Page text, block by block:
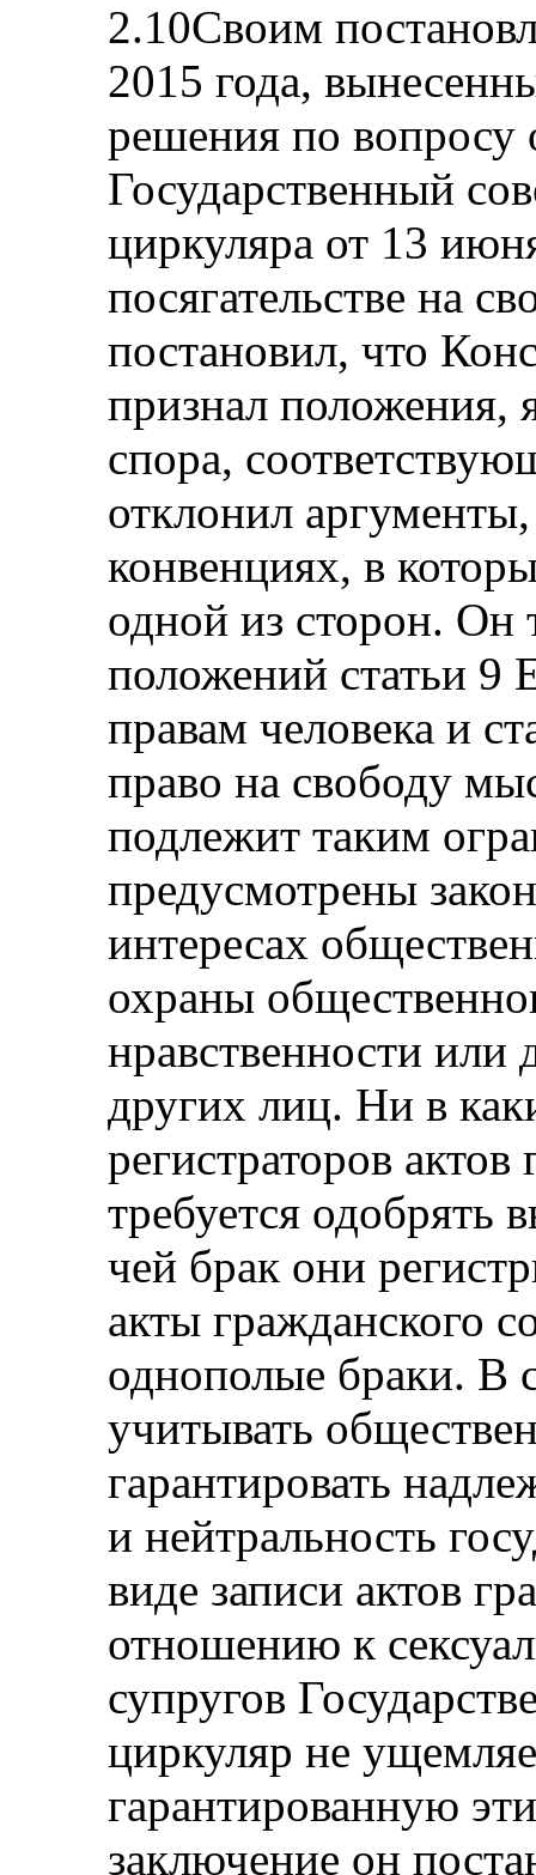
2.10Своим
2015 года,
решения по вопросу
Государственный
циркуляра от 13
посягательстве на
постановил, что
признал положения,
спора,
отклонил
конвенциях, в
одной из сторон. Он
положений статьи 9
правам человека и
право на свободу
подлежит таким
предусмотрены
интересах
охраны
нравственности или
других лиц. Ни в
регистраторов
требуется одобрять
чей брак они
акты гражданского
однополые браки. В
учитывать
гарантировать
и нейтральность
виде записи актов
отношению к
супругов
циркуляр не
гарантированную
заключение он